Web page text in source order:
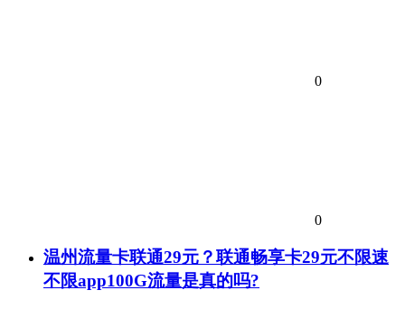
0
0
温州流量卡联通29元？联通畅享卡29元不限速
不限app100G流量是真的吗?